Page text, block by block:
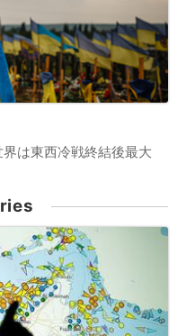
は東西冷戦終結後最大